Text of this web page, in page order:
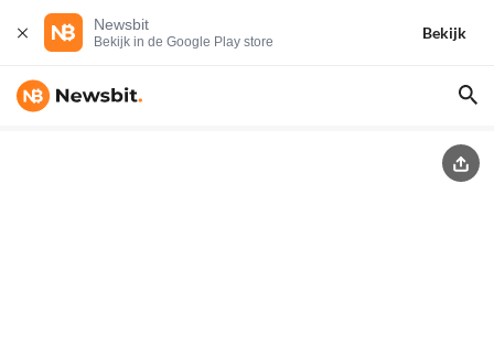
Newsbit
Bekijk in de Google Play store
Bekijk